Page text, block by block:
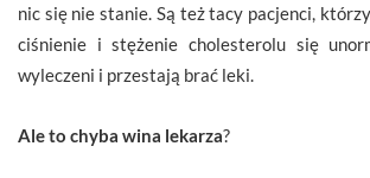
nic się nie stanie. Są też tacy pacjenci,
ciśnienie i stężenie cholesterolu się
wyleczeni i przestają brać leki.
Ale to chyba wina lekarza?